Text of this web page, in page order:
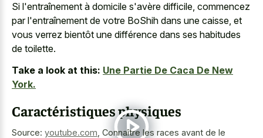
Si l'entraînement à domicile s'avère difficile, commencez
par l'entraînement de votre BoShih dans une caisse, et
vous verrez bientôt une différence dans ses habitudes
de toilette.
Take a look at this: Une Partie De Caca De New
York.
Caractéristiques physiques
Source: youtube.com Connaître les races avant de le